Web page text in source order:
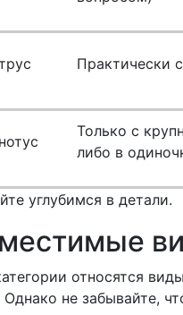
Практически
Только с
либо в
углубимся в детали.
относятся
не забывайте,